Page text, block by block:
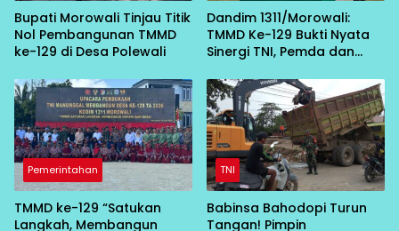
Bupati Morowali Tinjau Titik
Nol Pembangunan TMMD
ke-129 di Desa Polewali
Dandim 1311/Morowali:
TMMD Ke-129 Bukti Nyata
Sinergi TNI, Pemda dan
dari Desa
Pemerintahan
TMMD ke-129 “Satukan
Langkah, Membangun
TNI
Babinsa Bahodopi Turun
Tangan! Pimpin